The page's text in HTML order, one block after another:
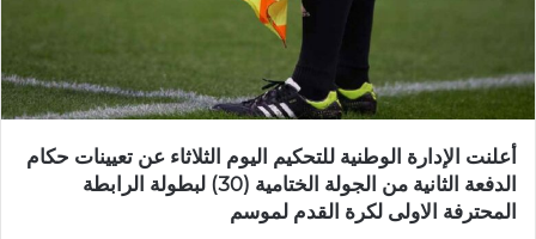
أعلنت الإدارة الوطنية للتحكيم اليوم الثلاثاء عن تعيينات حكام
الدفعة الثانية من الجولة الختامية (30) لبطولة الرابطة
المحترفة الاولى لكرة القدم لموسم